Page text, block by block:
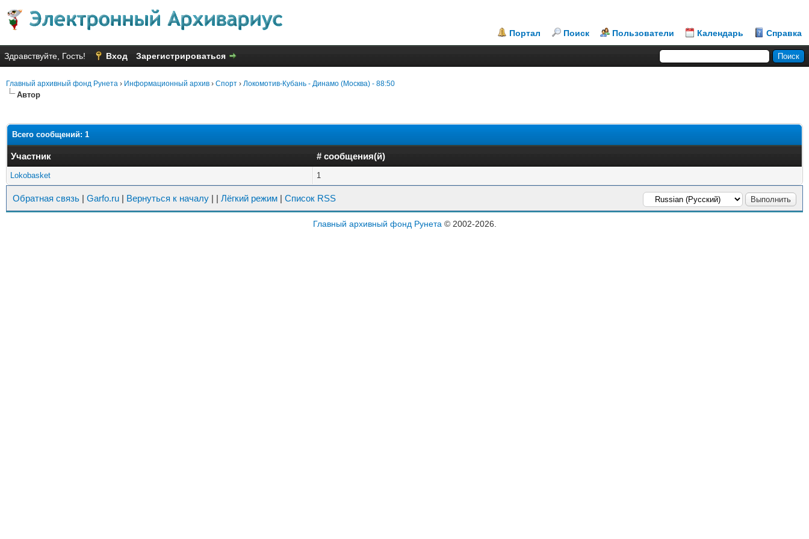
Портал Поиск Пользователи Календарь Справка
Здравствуйте, Гость! Вход Зарегистрироваться
Главный архивный фонд Рунета › Информационный архив › Спорт › Локомотив-Кубань - Динамо (Москва) - 88:50
Автор
Всего сообщений: 1
Участник # сообщения(й)
Lokobasket 1
Обратная связь | Garfo.ru | Вернуться к началу | | Лёгкий режим | Список RSS
Главный архивный фонд Рунета © 2002-2026.